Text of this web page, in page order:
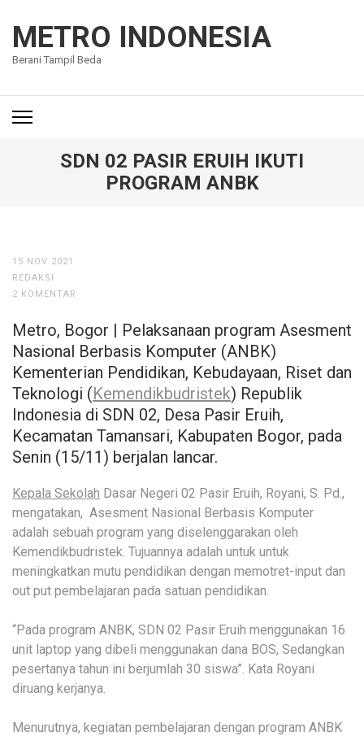
konten
(Tekan
METRO INDONESIA
Berani Tampil Beda
SDN 02 PASIR ERUIH IKUTI
PROGRAM ANBK
15 NOV 2021
REDAKSI
2 KOMENTAR
Metro, Bogor | Pelaksanaan program Asesment
Nasional Berbasis Komputer (ANBK)
Kementerian Pendidikan, Kebudayaan, Riset dan
Teknologi (Kemendikbudristek) Republik
Indonesia di SDN 02, Desa Pasir Eruih,
Kecamatan Tamansari, Kabupaten Bogor, pada
Senin (15/11) berjalan lancar.
Kepala Sekolah Dasar Negeri 02 Pasir Eruih, Royani, S. Pd.,
mengatakan, Asesment Nasional Berbasis Komputer
adalah sebuah program yang diselenggarakan oleh
Kemendikbudristek. Tujuannya adalah untuk untuk
meningkatkan mutu pendidikan dengan memotret-input dan
out put pembelajaran pada satuan pendidikan.
“Pada program ANBK, SDN 02 Pasir Eruih menggunakan 16
unit laptop yang dibeli menggunakan dana BOS, Sedangkan
pesertanya tahun ini berjumlah 30 siswa”. Kata Royani
diruang kerjanya.
Menurutnya, kegiatan pembelajaran dengan program ANBK